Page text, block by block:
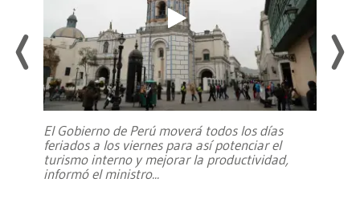
El Gobierno de Perú moverá todos los días
feriados a los viernes para así potenciar el
turismo interno y mejorar la productividad,
informó el ministro...